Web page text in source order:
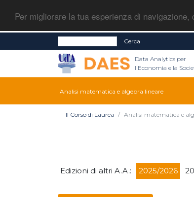
Per migliorare la tua esperienza di
Cerca
Data Analytics per
l'Economia e la
Analisi matematica e algebra lineare
Il Corso di Laurea Analisi matematica e
Edizioni di altri A.A.: 2025/2026